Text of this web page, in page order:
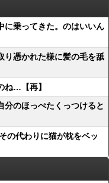
に乗ってきた。のはいいん
り憑かれた様に髪の毛を舐
ね…【再】
分のほっぺたくっつけると
の代わりに猫が枕をベッ